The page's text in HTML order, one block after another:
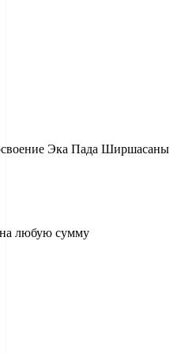
Эка Пада Ширшасаны
на любую сумму